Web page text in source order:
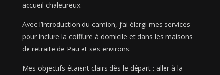
accueil chaleureux.
Avec l’introduction du camion, j’ai élargi mes services
pour inclure la coiffure à domicile et dans les maisons
de retraite de Pau et ses environs.
Mes objectifs étaient clairs dès le départ : aller à la